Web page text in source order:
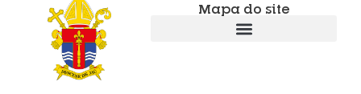
Mapa do site